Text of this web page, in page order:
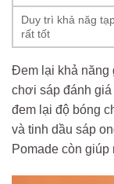
Duy trì khả năg
rất tốt
Đem lại khả năng
chơi sáp đánh giá
đem lại độ bóng
và tinh dầu sáp
Pomade còn